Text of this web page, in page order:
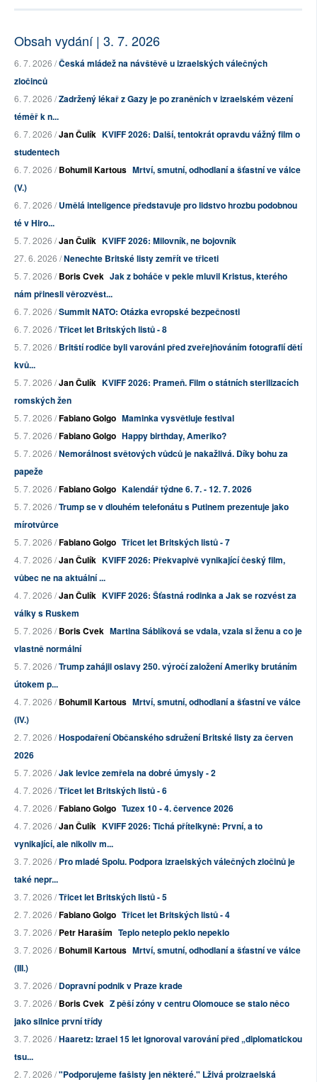
Obsah vydání | 3. 7. 2026
6. 7. 2026 /Česká mládež na návštěvě u izraelských válečných
zločinců
6. 7. 2026 /Zadržený lékař z Gazy je po zraněních v izraelském vězení
téměř k n...
6. 7. 2026 /Jan Čulík KVIFF 2026: Další, tentokrát opravdu vážný film o
studentech
6. 7. 2026 /Bohumil Kartous Mrtví, smutní, odhodlaní a šťastní ve válce
(V.)
6. 7. 2026 /Umělá inteligence představuje pro lidstvo hrozbu podobnou
té v Hiro...
5. 7. 2026 /Jan Čulík KVIFF 2026: Milovník, ne bojovník
27. 6. 2026 /Nenechte Britské listy zemřít ve třiceti
5. 7. 2026 /Boris Cvek Jak z boháče v pekle mluvil Kristus, kterého
nám přinesli věrozvěst...
6. 7. 2026 /Summit NATO: Otázka evropské bezpečnosti
6. 7. 2026 /Třicet let Britských listů - 8
5. 7. 2026 /Britští rodiče byli varováni před zveřejňováním fotografií dětí
kvů...
5. 7. 2026 /Jan Čulík KVIFF 2026: Prameň. Film o státních sterilizacích
romských žen
5. 7. 2026 /Fabiano Golgo Maminka vysvětluje festival
5. 7. 2026 /Fabiano Golgo Happy birthday, Ameriko?
5. 7. 2026 /Nemorálnost světových vůdců je nakažlivá. Díky bohu za
papeže
5. 7. 2026 /Fabiano Golgo Kalendář týdne 6. 7. - 12. 7. 2026
5. 7. 2026 /Trump se v dlouhém telefonátu s Putinem prezentuje jako
mírotvůrce
5. 7. 2026 /Fabiano Golgo Třicet let Britských listů - 7
4. 7. 2026 /Jan Čulík KVIFF 2026: Překvapivě vynikající český film,
vůbec ne na aktuální ...
4. 7. 2026 /Jan Čulík KVIFF 2026: Šťastná rodinka a Jak se rozvést za
války s Ruskem
5. 7. 2026 /Boris Cvek Martina Sáblíková se vdala, vzala si ženu a co je
vlastně normální
5. 7. 2026 /Trump zahájil oslavy 250. výročí založení Ameriky brutáním
útokem p...
4. 7. 2026 /Bohumil Kartous Mrtví, smutní, odhodlaní a šťastní ve válce
(IV.)
2. 7. 2026 /Hospodaření Občanského sdružení Britské listy za červen
2026
5. 7. 2026 /Jak levice zemřela na dobré úmysly - 2
4. 7. 2026 /Třicet let Britských listů - 6
4. 7. 2026 /Fabiano Golgo Tuzex 10 - 4. července 2026
4. 7. 2026 /Jan Čulík KVIFF 2026: Tichá přítelkyně: První, a to
vynikající, ale nikoliv m...
3. 7. 2026 /Pro mladé Spolu. Podpora izraelských válečných zločinů je
také nepr...
3. 7. 2026 /Třicet let Britských listů - 5
2. 7. 2026 /Fabiano Golgo Třicet let Britských listů - 4
3. 7. 2026 /Petr Haraším Teplo neteplo peklo nepeklo
3. 7. 2026 /Bohumil Kartous Mrtví, smutní, odhodlaní a šťastní ve válce
(III.)
3. 7. 2026 /Dopravní podnik v Praze krade
3. 7. 2026 /Boris Cvek Z pěší zóny v centru Olomouce se stalo něco
jako silnice první třídy
3. 7. 2026 /Haaretz: Izrael 15 let ignoroval varování před „diplomatickou
tsu...
2. 7. 2026 /"Podporujeme fašisty jen některé." Lživá proizraelská